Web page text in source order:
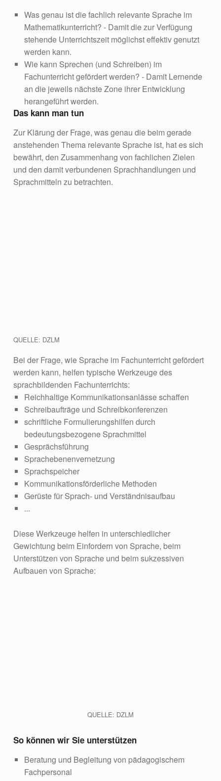
Was genau ist die fachlich relevante Sprache im
Mathematikunterricht? - Damit die zur Verfügung
stehende Unterrichtszeit möglichst effektiv genutzt
werden kann.
Wie kann Sprechen (und Schreiben) im
Fachunterricht gefördert werden? - Damit Lernende
an die jeweils nächste Zone ihrer Entwicklung
herangeführt werden.
Das kann man tun
Zur Klärung der Frage, was genau die beim gerade
anstehenden Thema relevante Sprache ist, hat es sich
bewährt, den Zusammenhang von fachlichen Zielen
und den damit verbundenen Sprachhandlungen und
Sprachmitteln zu betrachten.
QUELLE: DZLM
Bei der Frage, wie Sprache im Fachunterricht gefördert
werden kann, helfen typische Werkzeuge des
sprachbildenden Fachunterrichts:
Reichhaltige Kommunikationsanlässe schaffen
Schreibaufträge und Schreibkonferenzen
schriftliche Formulierungshilfen durch
bedeutungsbezogene Sprachmittel
Gesprächsführung
Sprachebenenvernetzung
Sprachspeicher
Kommunikationsförderliche Methoden
Gerüste für Sprach- und Verständnisaufbau
...
Diese Werkzeuge helfen in unterschiedlicher
Gewichtung beim Einfordern von Sprache, beim
Unterstützen von Sprache und beim sukzessiven
Aufbauen von Sprache:
QUELLE: DZLM
So können wir Sie unterstützen
Beratung und Begleitung von pädagogischem
Fachpersonal